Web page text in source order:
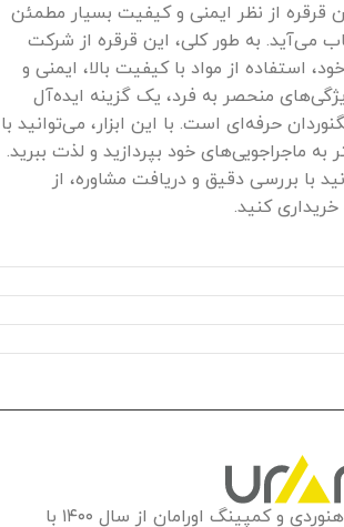
قرقره از نظر ایمنی و کیفیت بسیار مطمئن
می‌آید. به طور کلی، این قرقره از شرکت
استفاده از مواد با کیفیت بالا، ایمنی و
منحصر به فرد، یک گزینه ایده‌آل
حرفه‌ای است. با این ابزار، می‌توانید با
ماجراجویی‌های خود بپردازید و لذت ببرید.
با بررسی دقیق و دریافت مشاوره، از
کنید.
فروشگاه لوازم کوهنوردی و کمپینگ اورامان از سال ۱۴۰۰ با